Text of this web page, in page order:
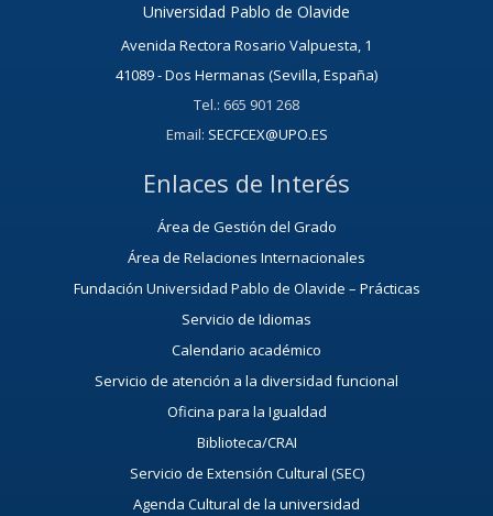
Universidad Pablo de Olavide
Avenida Rectora Rosario Valpuesta, 1
41089 - Dos Hermanas (Sevilla, España)
Tel.: 665 901 268
Email: SECFCEX@UPO.ES
Enlaces de Interés
Área de Gestión del Grado
Área de Relaciones Internacionales
Fundación Universidad Pablo de Olavide – Prácticas
Servicio de Idiomas
Calendario académico
Servicio de atención a la diversidad funcional
Oficina para la Igualdad
Biblioteca/CRAI
Servicio de Extensión Cultural (SEC)
Agenda Cultural de la universidad